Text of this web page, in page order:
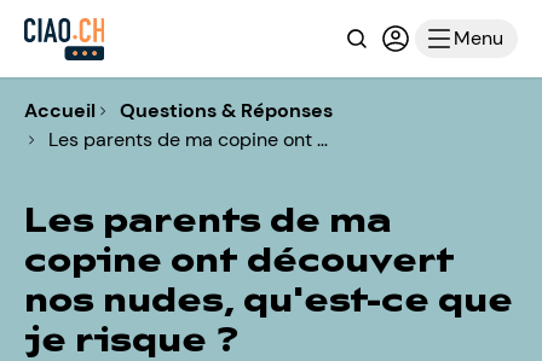
RechercheConnexion
Menu
Accueil
Questions & Réponses
Les parents de ma copine ont …
Les parents de ma
copine ont découvert
nos nudes, qu'est-ce que
je risque ?